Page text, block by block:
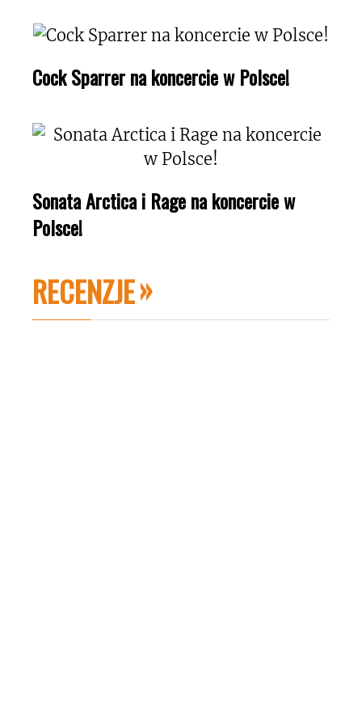
Cock Sparrer na koncercie w Polsce!
Sonata Arctica i Rage na koncercie w
Polsce!
RECENZJE